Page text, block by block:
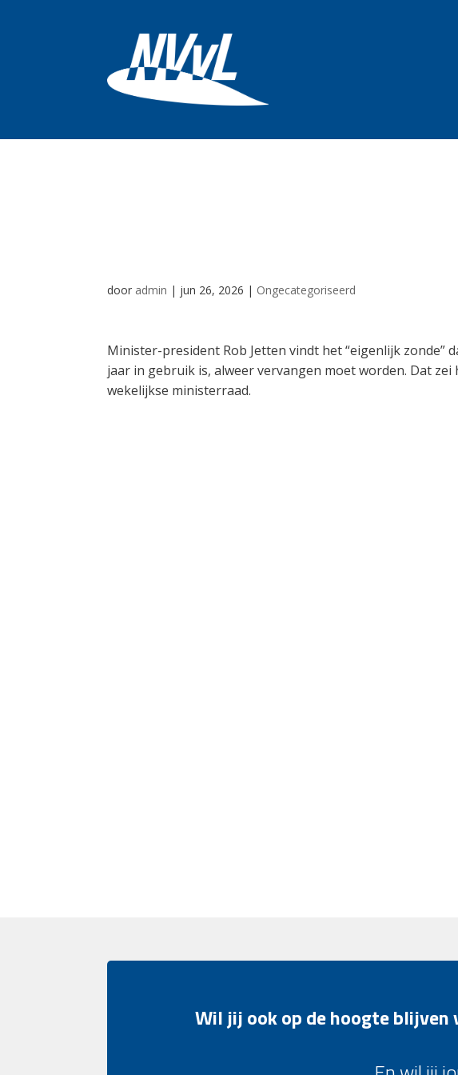
door admin | jun 26, 2026 | Ongecategoriseerd
Minister-president Rob Jetten vindt het “eigenlijk zonde”
jaar in gebruik is, alweer vervangen moet worden. Dat
wekelijkse ministerraad.
Wil jij ook op de hoogte